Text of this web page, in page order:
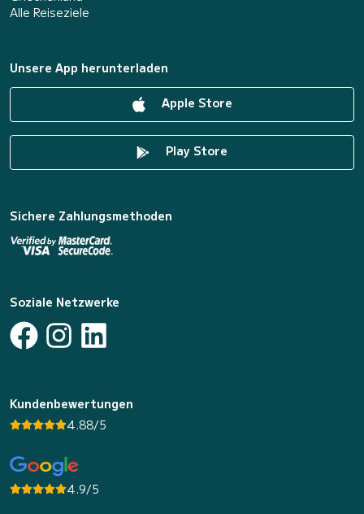
Alle Reiseziele
Unsere App herunterladen
Apple Store
Play Store
Sichere Zahlungsmethoden
Soziale Netzwerke
Kundenbewertungen
4.88/5
4.9/5